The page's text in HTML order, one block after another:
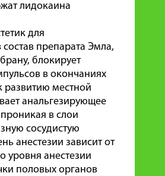
лидокаина
для
препарата Эмла,
блокирует
в окончаниях
развитию местной
анальгезирующее
в слои
сосудистую
анестезии зависит от
уровня анестезии
половых органов